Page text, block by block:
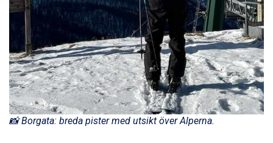
Wagrain från 7.095 kr.
Fieberbrunn från 9.645 kr.
Ischgl från 11.295 kr.
Val Thorens från 8.395 kr.
St. Anton från 11.245 kr.
Zell am See från 6.295 kr.
Canazei från 7.195 kr.
Livigno från 5.595 kr.
Ponte di Legno från 7.395 kr.
📸 Borgata: breda pister med utsikt över Alperna.